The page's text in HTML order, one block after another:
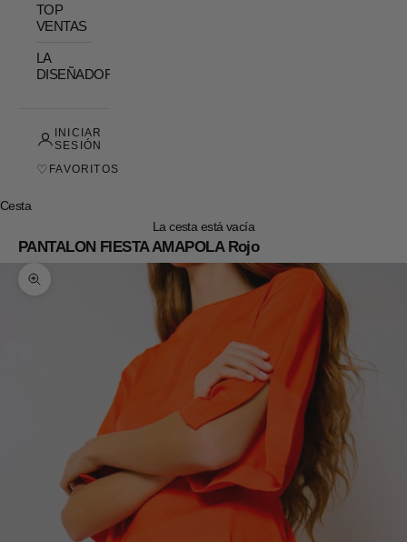
TOP
VENTAS
LA
DISEÑADORA
INICIAR
SESIÓN
♡ FAVORITOS
Cesta
La cesta está vacía
PANTALON FIESTA AMAPOLA Rojo
Zoom